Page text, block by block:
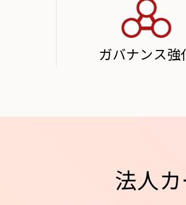
ガバナンス強
法人